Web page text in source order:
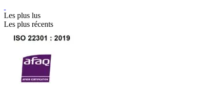
Les plus lus
Les plus récents